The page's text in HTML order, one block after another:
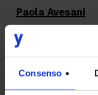
Consenso
Paola Avesani
Iscriviti alla